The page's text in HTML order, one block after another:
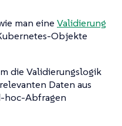
man eine Validierung
Objekte
die Validierungslogik
Daten aus
hoc-Abfragen